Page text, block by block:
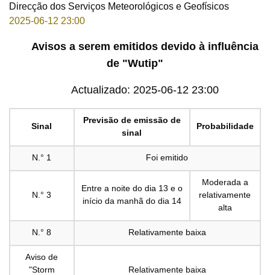
Direcção dos Serviços Meteorológicos e Geofísicos
2025-06-12 23:00
Avisos a serem emitidos devido à influência
de "Wutip"
Actualizado: 2025-06-12 23:00
Sinal
Previsão de emissão de
sinal
Probabilidade
N.° 1 Foi emitido
N.° 3
Entre a noite do dia 13 e o
início da manhã do dia 14
Moderada a
relativamente
alta
N.° 8 Relativamente baixa
Aviso de
"Storm
Relativamente baixa